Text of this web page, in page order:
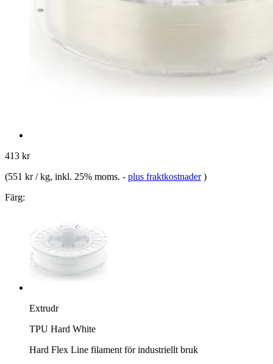
413 kr
(551 kr / kg, inkl. 25% moms. - plus fraktkostnader )
Färg:
Extrudr
TPU Hard White
Hard Flex Line filament för industriellt bruk